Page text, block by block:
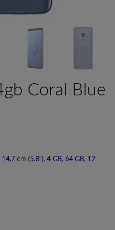
Coral Blue
cm (5.8"), 4 GB, 64 GB, 12